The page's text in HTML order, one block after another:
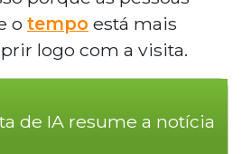
o tempo está mais
logo com a visita.
de IA resume a notícia